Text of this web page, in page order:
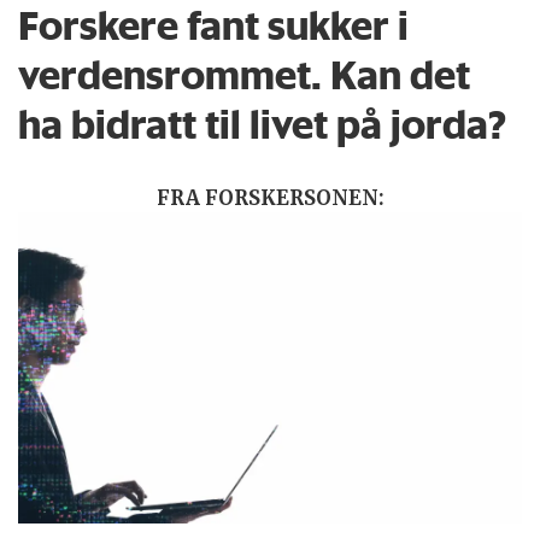
Forskere fant sukker i
verdensrommet. Kan det
ha bidratt til livet på jorda?
FRA FORSKERSONEN: